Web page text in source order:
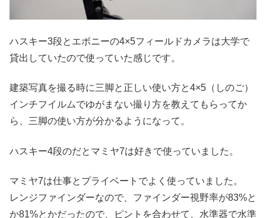
ハスキー3段とエボニーの4×5フィールドカメラは大学で
貸出していたので使っていた感じです。
建築写真を撮る時に三脚と正しい使い方と4×5（しのご）
インチフイルムでゆがまない撮り方を教えてもらってか
ら、三脚の使い方が分かるようになって。
ハスキー4段のだとマミヤ7は好きで使っていました。
マミヤ7は仕事とプライベートでよく使っていました。
レンジファインダーなので、ファインダー視野率が83%と
か81%とかだったので、ピントを合わせて、水準器で水準